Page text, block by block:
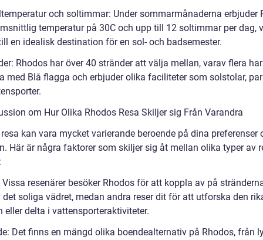
och soltimmar: Under sommarmånaderna erbjuder
temperatur på 30C och upp till 12 soltimmar per dag,
en idealisk destination för en sol- och badsemester.
Rhodos har över 40 stränder att välja mellan, varav flera
med Blå flagga och erbjuder olika faciliteter som solstolar,
om Hur Olika Rhodos Resa Skiljer sig Från Varandra
kan vara mycket varierande beroende på dina preferenser
Här är några faktorer som skiljer sig åt mellan olika typer av
resenärer besöker Rhodos för att koppla av på
soliga vädret, medan andra reser dit för att utforska den
eller delta i vattensporteraktiviteter.
Det finns en mängd olika boendealternativ på Rhodos, från